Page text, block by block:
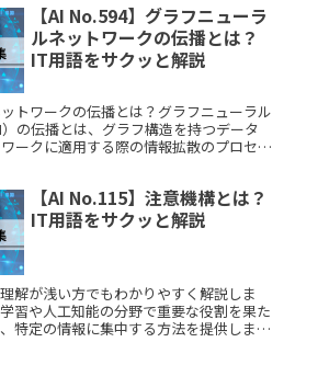
【AI No.594】グラフニューラ
ルネットワークの伝播とは？
IT用語をサクッと解説
トワークの伝播とは？グラフニューラル
の伝播とは、グラフ構造を持つデータ
ークに適用する際の情報拡散のプロセス
【AI No.115】注意機構とは？
IT用語をサクッと解説
解が浅い方でもわかりやすく解説しま
習や人工知能の分野で重要な役割を果た
特定の情報に集中する方法を提供しま